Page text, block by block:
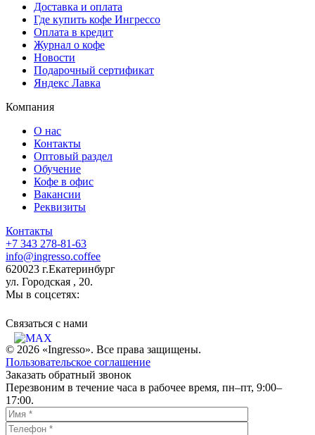
Доставка и оплата
Где купить кофе Ингрессо
Оплата в кредит
Журнал о кофе
Новости
Подарочный сертификат
Яндекс Лавка
Компания
О нас
Контакты
Оптовый раздел
Обучение
Кофе в офис
Вакансии
Реквизиты
Контакты
+7 343 278-81-63
info@ingresso.coffee
620023 г.Екатеринбург
ул. Городская , 20.
Мы в соцсетях:
Связаться c нами
© 2026 «Ingresso». Все права защищены.
Пользовательское соглашение
Заказать обратный звонок
Перезвоним в течение часа в рабочее время, пн–пт, 9:00–
17:00.